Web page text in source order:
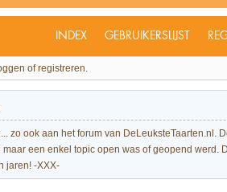
INDEX GEBRUIKERSLIJST
of registreren.
zo ook aan het forum van
een enkel topic open was of geopend
jaren! -XXX-